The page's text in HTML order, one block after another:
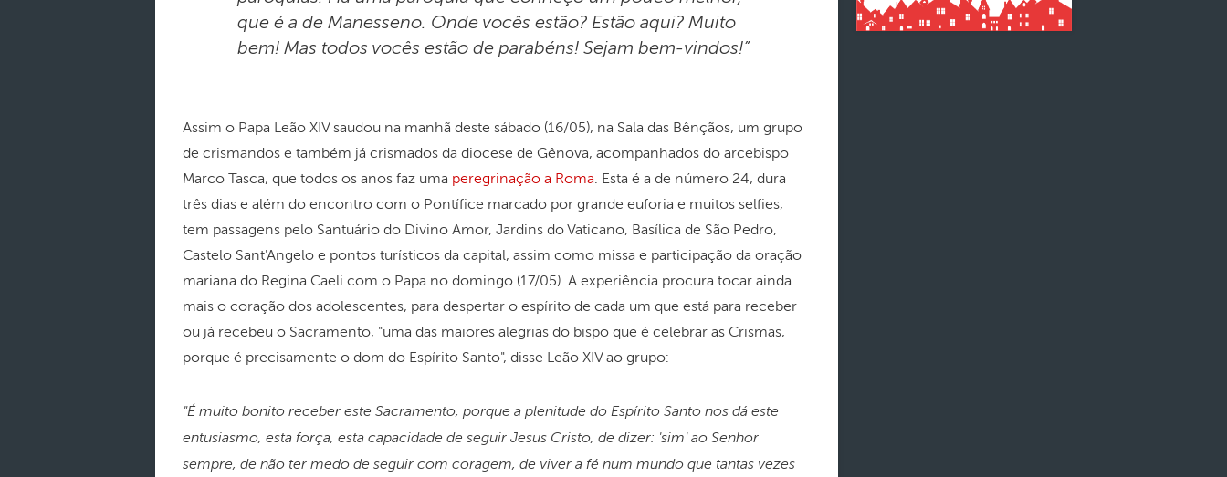
que é a de Manesseno. Onde vocês estão? Estão aqui? Muito
bem! Mas todos vocês estão de parabéns! Sejam bem-vindos!”
Assim o Papa Leão XIV saudou na manhã deste sábado (16/05), na Sala das Bênçãos, um grupo
de crismandos e também já crismados da diocese de Gênova, acompanhados do arcebispo
Marco Tasca, que todos os anos faz uma peregrinação a Roma. Esta é a de número 24, dura
três dias e além do encontro com o Pontífice marcado por grande euforia e muitos selfies,
tem passagens pelo Santuário do Divino Amor, Jardins do Vaticano, Basílica de São Pedro,
Castelo Sant'Angelo e pontos turísticos da capital, assim como missa e participação da oração
mariana do Regina Caeli com o Papa no domingo (17/05). A experiência procura tocar ainda
mais o coração dos adolescentes, para despertar o espírito de cada um que está para receber
ou já recebeu o Sacramento, "uma das maiores alegrias do bispo que é celebrar as Crismas,
porque é precisamente o dom do Espírito Santo", disse Leão XIV ao grupo:
"É muito bonito receber este Sacramento, porque a plenitude do Espírito Santo nos dá este
entusiasmo, esta força, esta capacidade de seguir Jesus Cristo, de dizer: 'sim' ao Senhor
sempre, de não ter medo de seguir com coragem, de viver a fé num mundo que tantas vezes